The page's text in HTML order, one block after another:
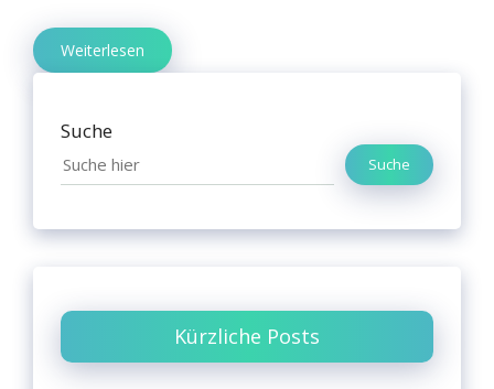
Weiterlesen
Suche
Suche
Kürzliche Posts